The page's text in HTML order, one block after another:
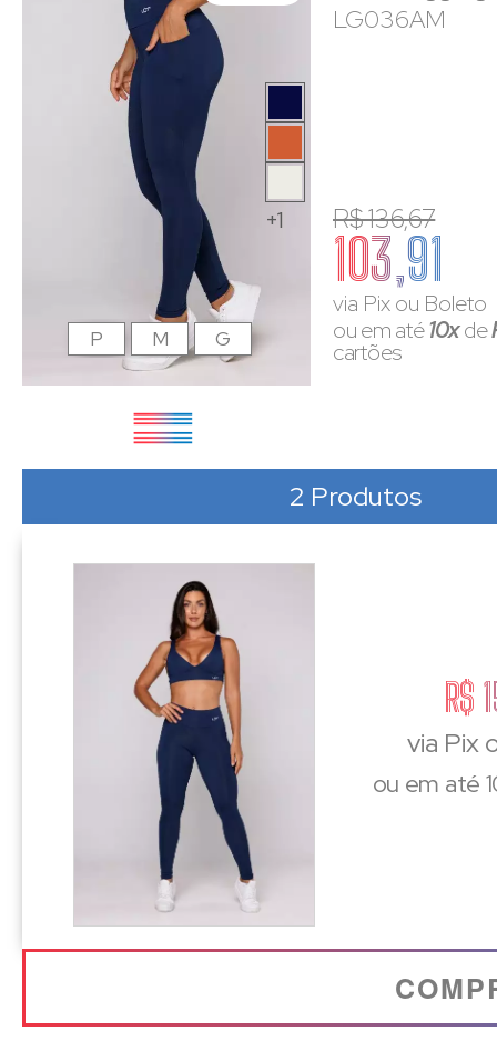
+1
LG036AM
R$ 136,67
103,91
via Pix ou Boleto
ou em até10xde
cartões
P M G
2 Produtos
R$
via Pix
ou em até